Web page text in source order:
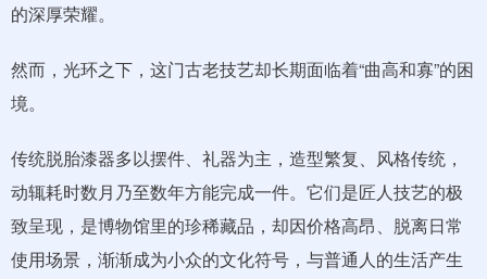
的深厚荣耀。
然而，光环之下，这门古老技艺却长期面临着“曲高和寡”的困
境。
传统脱胎漆器多以摆件、礼器为主，造型繁复、风格传统，
动辄耗时数月乃至数年方能完成一件。它们是匠人技艺的极
致呈现，是博物馆里的珍稀藏品，却因价格高昂、脱离日常
使用场景，渐渐成为小众的文化符号，与普通人的生活产生